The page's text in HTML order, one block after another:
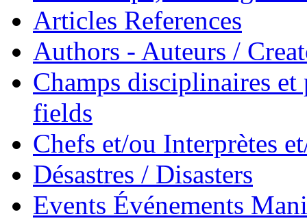
Articles References
Authors - Auteurs /
Champs disciplinaires
fields
Chefs et/ou Interprètes
Désastres / Disasters
Events Événements